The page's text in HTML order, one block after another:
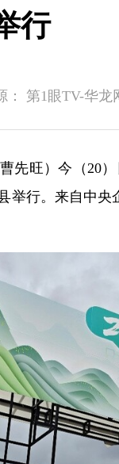
行
： 第1眼TV-华龙
先旺）今（20
举行。来自中